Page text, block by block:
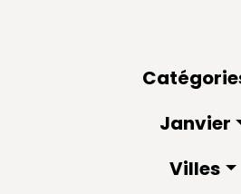
Janvier
Villes